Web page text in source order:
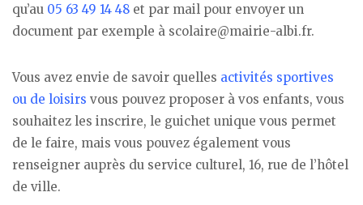
qu’au 05 63 49 14 48 et par mail pour envoyer un
document par exemple à scolaire@mairie-albi.fr.
Vous avez envie de savoir quelles activités sportives
ou de loisirs vous pouvez proposer à vos enfants, vous
souhaitez les inscrire, le guichet unique vous permet
de le faire, mais vous pouvez également vous
renseigner auprès du service culturel, 16, rue de l’hôtel
de ville.